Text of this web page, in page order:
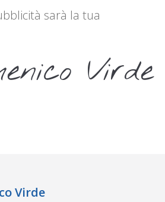
sarà la tua
Virde
Virde